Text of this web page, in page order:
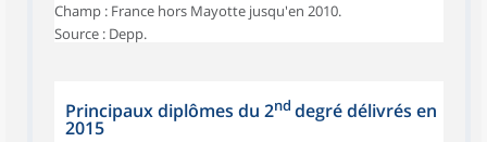
Champ : France hors Mayotte jusqu'en 2010.
Source : Depp.
Principaux diplômes du 2nd degré délivrés en
2015